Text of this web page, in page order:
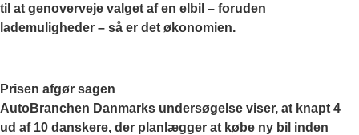
til at genoverveje valget af en elbil – foruden
lademuligheder – så er det økonomien.
Prisen afgør sagen
AutoBranchen Danmarks undersøgelse viser, at knapt 4
ud af 10 danskere, der planlægger at købe ny bil inden